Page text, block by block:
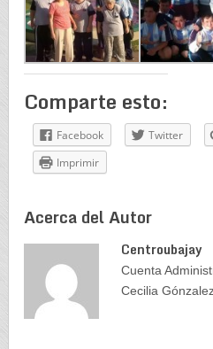
Comparte esto:
Facebook Twitter
Imprimir
Acerca del Autor
Centroubajay
Cuenta
Cecilia